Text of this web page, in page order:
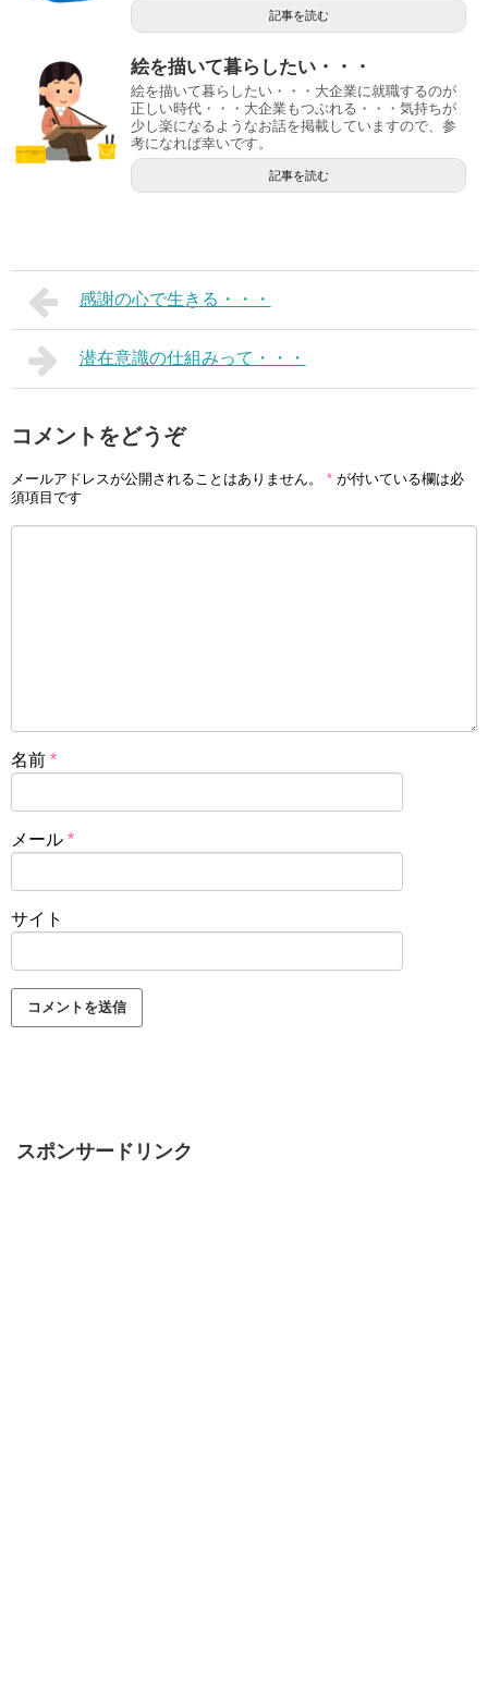
記事を読む
絵を描いて暮らしたい・・・
絵を描いて暮らしたい・・・大企業に就職するのが
正しい時代・・・大企業もつぶれる・・・気持ちが
少し楽になるようなお話を掲載していますので、参
考になれば幸いです。
記事を読む
感謝の心で生きる・・・
潜在意識の仕組みって・・・
コメントをどうぞ
メールアドレスが公開されることはありません。 * が付いている欄は必
須項目です
名前 *
メール *
サイト
スポンサードリンク